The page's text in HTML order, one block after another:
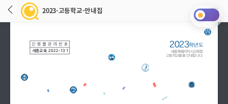
2023-고등학교-안내집
세종특별자치시교육청
고등학교들을 안내합니다.
2023학년도
세종교육 2022-131